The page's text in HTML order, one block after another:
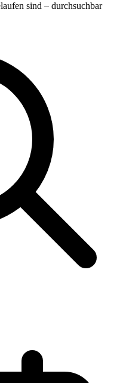
sind – durchsuchbar